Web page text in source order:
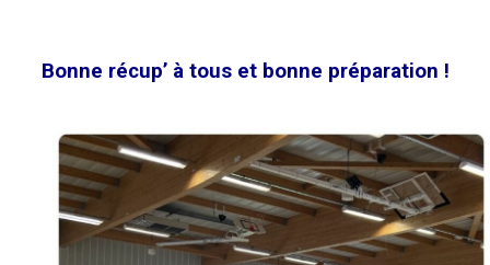
Bonne récup’ à tous et bonne préparation !